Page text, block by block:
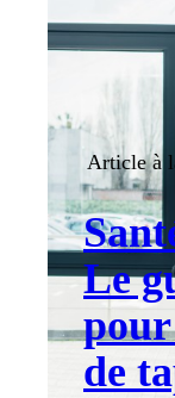
Article à
Le
de